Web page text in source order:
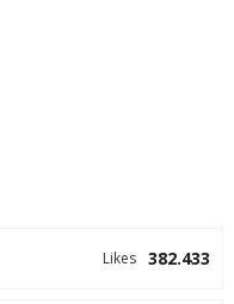
382.433
Likes